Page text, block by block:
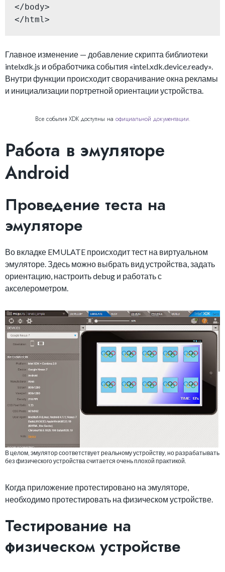
</body>
</html>
Главное изменение — добавление скрипта библиотеки
intelxdk.js и обработчика события «intel.xdk.device.ready».
Внутри функции происходит сворачивание окна рекламы
и инициализации портретной ориентации устройства.
Все события XDK доступны на официальной документации.
Работа в эмуляторе
Android
Проведение теста на
эмуляторе
Во вкладке EMULATE происходит тест на виртуальном
эмуляторе. Здесь можно выбрать вид устройства, задать
ориентацию, настроить debug и работать с
акселерометром.
В целом, эмулятор соответствует реальному устройству, но разрабатывать
без физического устройства считается очень плохой практикой.
Когда приложение протестировано на эмуляторе,
необходимо протестировать на физическом устройстве.
Тестирование на
физическом устройстве